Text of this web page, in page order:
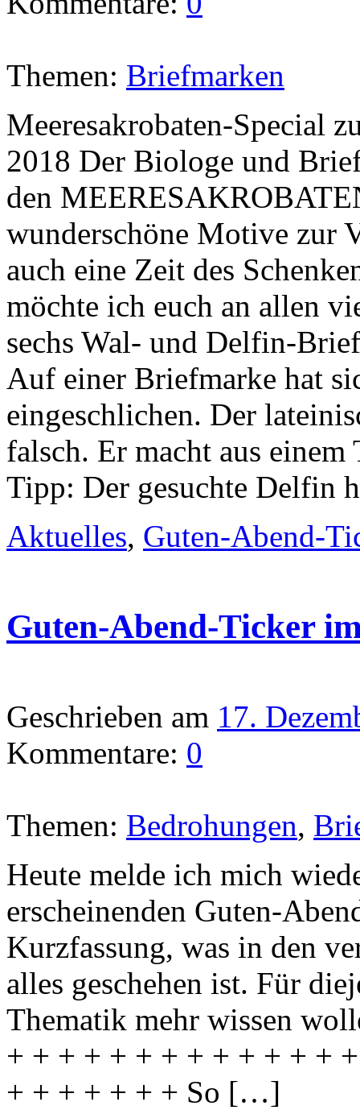
Themen: Briefmarken
Meeresakrobaten-Special
2018 Der Biologe und
den
wunderschöne Motive zur
auch eine Zeit des
möchte ich euch an allen
sechs Wal- und Delfin-
Auf einer Briefmarke hat
eingeschlichen. Der
falsch. Er macht aus
Tipp: Der gesuchte Delfin
Aktuelles, Guten-Abend-
Guten-Abend-Ticker
Geschrieben am 17.
Kommentare: 0
Themen: Bedrohungen,
Heute melde ich mich
erscheinenden Guten-
Kurzfassung, was in den
alles geschehen ist. Für
Thematik mehr wissen
+ + + + + + + + + + + + +
+ + + + + + + So […]